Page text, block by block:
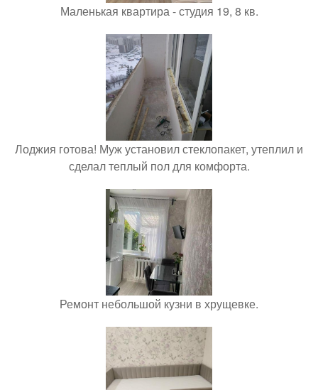
Маленькая квартира - студия 19, 8 кв.
Лоджия готова! Муж установил стеклопакет, утеплил и
сделал теплый пол для комфорта.
Ремонт небольшой кузни в хрущевке.